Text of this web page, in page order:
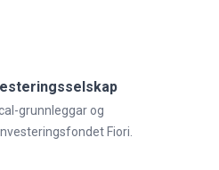
grunnleggar og
Fiori.